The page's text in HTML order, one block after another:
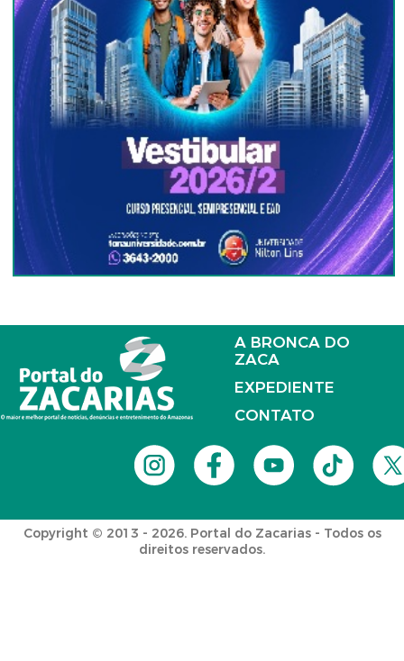
A BRONCA DO
ZACA
EXPEDIENTE
CONTATO
Copyright © 2013 - 2026. Portal do Zacarias - Todos os
direitos reservados.